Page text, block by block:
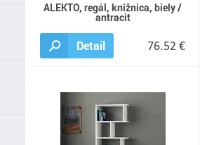
ALEKTO, regál, knižnica, biely /
antracit
Detail 76.52 €